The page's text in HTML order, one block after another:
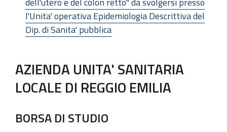
l'Unita' operativa Epidemiologia Descrittiva del
Dip. di Sanita' pubblica
AZIENDA UNITA' SANITARIA
LOCALE DI REGGIO EMILIA
BORSA DI STUDIO